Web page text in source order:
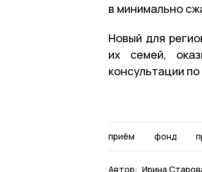
в минимально
Новый для
их семей,
консультации
приём фонд
Автор: Ирина